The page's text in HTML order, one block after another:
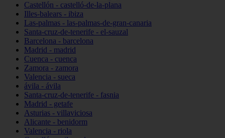
Castellón - castelló-de-la-plana
Illes-balears - ibiza
Las-palmas - las-palmas-de-gran-canaria
Santa-cruz-de-tenerife - el-sauzal
Barcelona - barcelona
Madrid - madrid
Cuenca - cuenca
Zamora - zamora
Valencia - sueca
ávila - ávila
Santa-cruz-de-tenerife - fasnia
Madrid - getafe
Asturias - villaviciosa
Alicante - benidorm
Valencia - riola